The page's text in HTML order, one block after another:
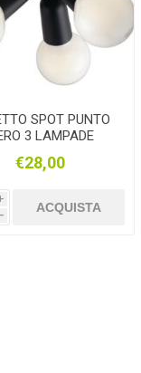
SPOT PUNTO
3 LAMPADE
€28,00
ACQUISTA